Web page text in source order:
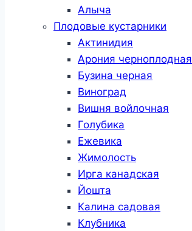
Алыча
Плодовые кустарники
Актинидия
Арония черноплодная
Бузина черная
Виноград
Вишня войлочная
Голубика
Ежевика
Жимолость
Ирга канадская
Йошта
Калина садовая
Клубника